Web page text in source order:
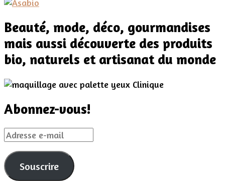
Beauté, mode, déco, gourmandises
mais aussi découverte des produits
bio, naturels et artisanat du monde
Abonnez-vous!
Adresse
e-
mail
Souscrire